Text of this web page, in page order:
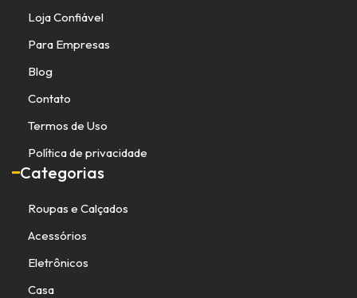
Loja Confiável
Para Empresas
Blog
Contato
Termos de Uso
Política de privacidade
Categorias
Roupas e Calçados
Acessórios
Eletrônicos
Casa